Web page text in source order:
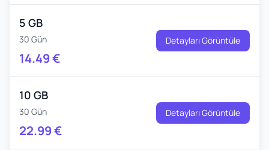
5 GB
30 Gün
14.49€
Detayları Görüntüle
10 GB
30 Gün
22.99€
Detayları Görüntüle